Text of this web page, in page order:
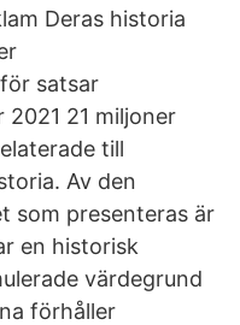
Deras historia
satsar
2021 21 miljoner
till
Av den
som presenteras är
en historisk
värdegrund
förhåller